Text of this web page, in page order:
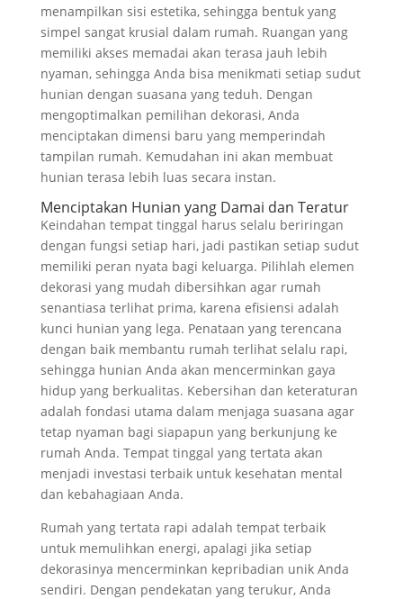
menampilkan sisi estetika, sehingga bentuk yang
simpel sangat krusial dalam rumah. Ruangan yang
memiliki akses memadai akan terasa jauh lebih
nyaman, sehingga Anda bisa menikmati setiap sudut
hunian dengan suasana yang teduh. Dengan
mengoptimalkan pemilihan dekorasi, Anda
menciptakan dimensi baru yang memperindah
tampilan rumah. Kemudahan ini akan membuat
hunian terasa lebih luas secara instan.
Menciptakan Hunian yang Damai dan Teratur
Keindahan tempat tinggal harus selalu beriringan
dengan fungsi setiap hari, jadi pastikan setiap sudut
memiliki peran nyata bagi keluarga. Pilihlah elemen
dekorasi yang mudah dibersihkan agar rumah
senantiasa terlihat prima, karena efisiensi adalah
kunci hunian yang lega. Penataan yang terencana
dengan baik membantu rumah terlihat selalu rapi,
sehingga hunian Anda akan mencerminkan gaya
hidup yang berkualitas. Kebersihan dan keteraturan
adalah fondasi utama dalam menjaga suasana agar
tetap nyaman bagi siapapun yang berkunjung ke
rumah Anda. Tempat tinggal yang tertata akan
menjadi investasi terbaik untuk kesehatan mental
dan kebahagiaan Anda.
Rumah yang tertata rapi adalah tempat terbaik
untuk memulihkan energi, apalagi jika setiap
dekorasinya mencerminkan kepribadian unik Anda
sendiri. Dengan pendekatan yang terukur, Anda